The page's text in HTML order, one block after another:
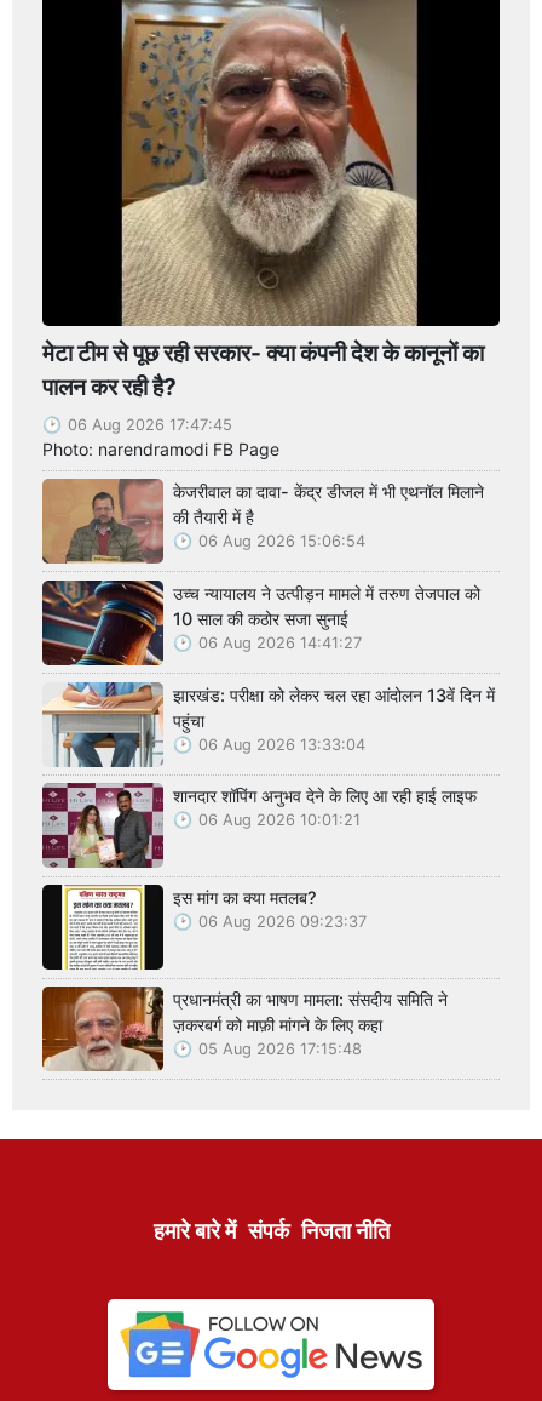
मेटा टीम से पूछ रही सरकार- क्या कंपनी देश के कानूनों का
पालन कर रही है?
06 Aug 2026 17:47:45
Photo: narendramodi FB Page
केजरीवाल का दावा- केंद्र डीजल में भी एथनॉल मिलाने
की तैयारी में है
06 Aug 2026 15:06:54
उच्च न्यायालय ने उत्पीड़न मामले में तरुण तेजपाल को
10 साल की कठोर सजा सुनाई
06 Aug 2026 14:41:27
झारखंड: परीक्षा को लेकर चल रहा आंदोलन 13वें दिन में
पहुंचा
06 Aug 2026 13:33:04
शानदार शॉपिंग अनुभव देने के लिए आ रही हाई लाइफ
06 Aug 2026 10:01:21
इस मांग का क्या मतलब?
06 Aug 2026 09:23:37
प्रधानमंत्री का भाषण मामला: संसदीय समिति ने
ज़करबर्ग को माफ़ी मांगने के लिए कहा
05 Aug 2026 17:15:48
हमारे बारे में संपर्क निजता नीति